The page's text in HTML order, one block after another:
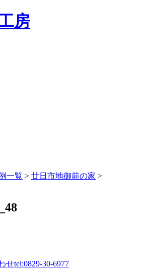
一覧 > 廿日市地御前の家 >
せtel:0829-30-6977